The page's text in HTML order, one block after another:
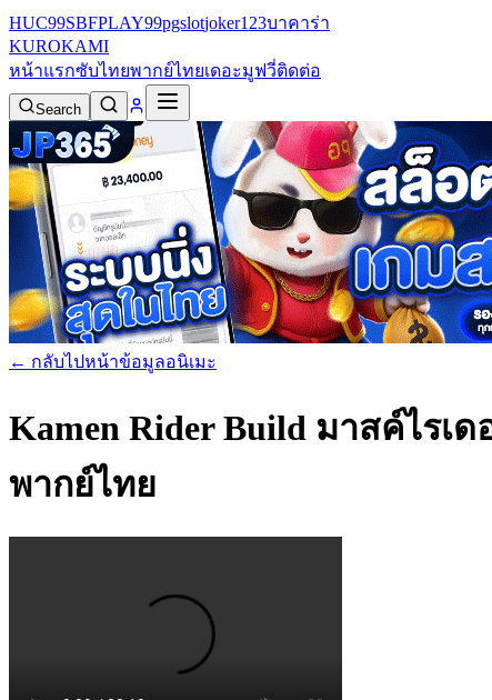
HUC99SBFPLAY99pgslotjoker123บาคาร่า
KUROKAMI
หน้าแรกซับไทยพากย์ไทยเดอะมูฟวี่ติดต่อ
Search
← กลับไปหน้าข้อมูลอนิเมะ
Kamen Rider Build มาสค์ไรเ
พากย์ไทย